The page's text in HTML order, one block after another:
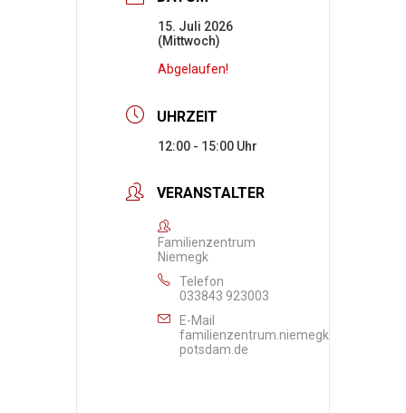
15. Juli 2026
(Mittwoch)
Abgelaufen!
UHRZEIT
12:00 - 15:00
VERANSTALTER
Familienzentrum
Niemegk
Telefon
033843 923003
E-Mail
familienzentrum.niemegk@awo-
potsdam.de